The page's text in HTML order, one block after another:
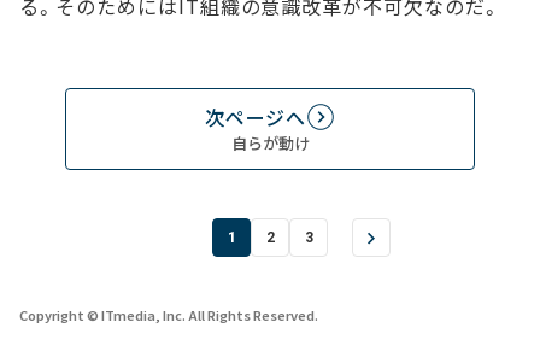
る。そのためにはIT組織の意識改革が不可欠なのだ。
次ページへ
自らが動け
1 2 3
Copyright © ITmedia, Inc. All Rights Reserved.